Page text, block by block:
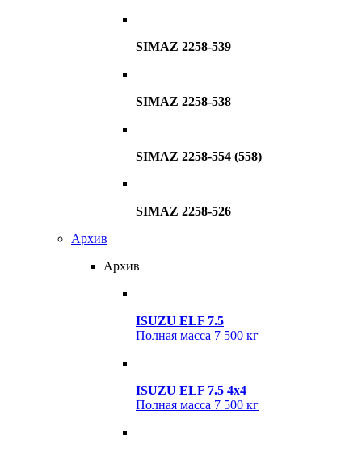
SIMAZ 2258-539
SIMAZ 2258-538
SIMAZ 2258-554 (558)
SIMAZ 2258-526
Архив
Архив
ISUZU ELF 7.5
Полная масса 7 500 кг
ISUZU ELF 7.5 4x4
Полная масса 7 500 кг